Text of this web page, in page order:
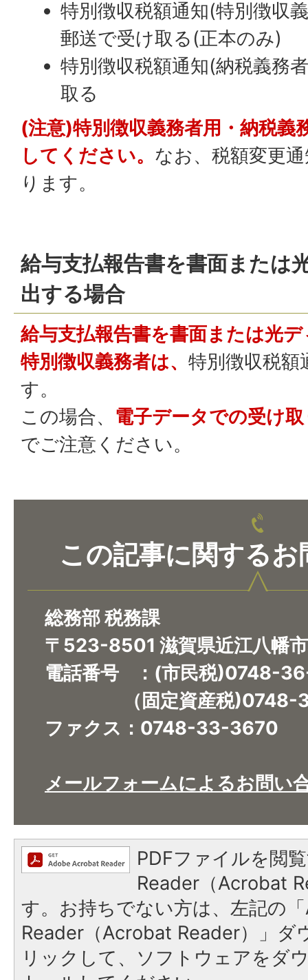
特別徴収税額通知(特別徴収
郵送で受け取る(正本のみ)
特別徴収税額通知(納税義務
取る
(注意)特別徴収義務者用・納税義
してください。 なお、税額変更
ります。
給与支払報告書を書面または
出する場合
給与支払報告書を書面または光
特別徴収義務者は、 特別徴収税額
す。
この場合、 電子データでの受け
でご注意ください。
この記事に関するお
総務部 税務課
〒523-8501 滋賀県近江八幡
電話番号 ：(市民税)0748-
（固定資産税)0748-
ファクス：0748-33-3670​​​​​​​
メールフォームによるお問い
PDFファイルを閲
Reader（Acrobat
す。お持ちでない方は、左記の
Reader（Acrobat Reader）」ダ
リックして、ソフトウェアをダ